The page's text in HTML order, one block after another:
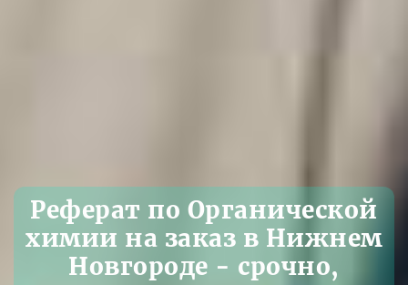
Реферат по Органической
химии на заказ в Нижнем
Новгороде - срочно,